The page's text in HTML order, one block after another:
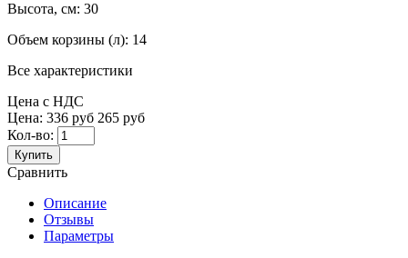
Высота, см: 30
Объем корзины (л): 14
Все характеристики
Цена с НДС
Цена: 336 руб 265 руб
Кол-во:
Купить
Сравнить
Описание
Отзывы
Параметры